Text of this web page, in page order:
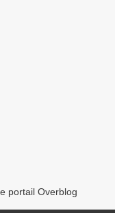
portail Overblog